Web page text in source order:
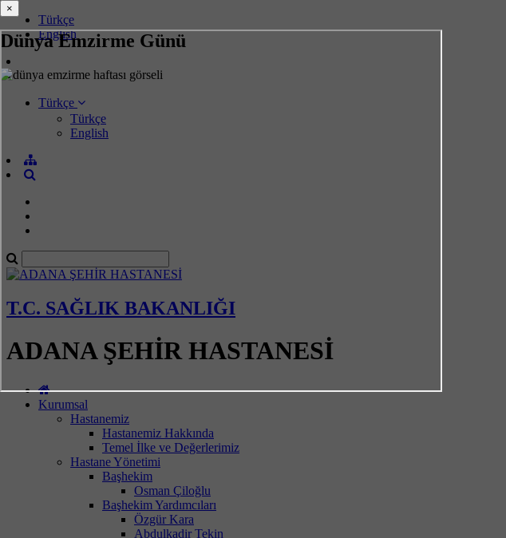
Dünya Emzirme Günü
Türkçe
English
Türkçe
Türkçe
English
T.C. SAĞLIK BAKANLIĞI
ADANA ŞEHİR HASTANESİ
Kurumsal
Hastanemiz
Hastanemiz Hakkında
Temel İlke ve Değerlerimiz
Hastane Yönetimi
Başhekim
Osman Çiloğlu
Başhekim Yardımcıları
Özgür Kara
Abdulkadir Tekin
×